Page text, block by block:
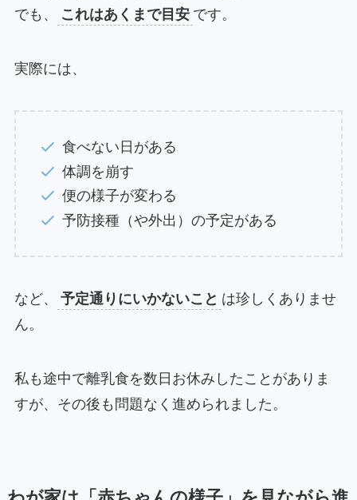
でも、
これはあくまで目安 です。
実際には、
食べない日がある
体調を崩す
便の様子が変わる
予防接種（や外出）の予定がある
など、 予定通りにいかないこと は珍しくありませ
ん。
私も途中で離乳食を数日お休みしたことがありま
すが、その後も問題なく進められました。